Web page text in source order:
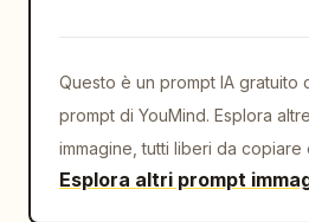
Questo è un prompt IA gratuito
prompt di YouMind. Esplora
immagine, tutti liberi da copiare
Esplora altri prompt